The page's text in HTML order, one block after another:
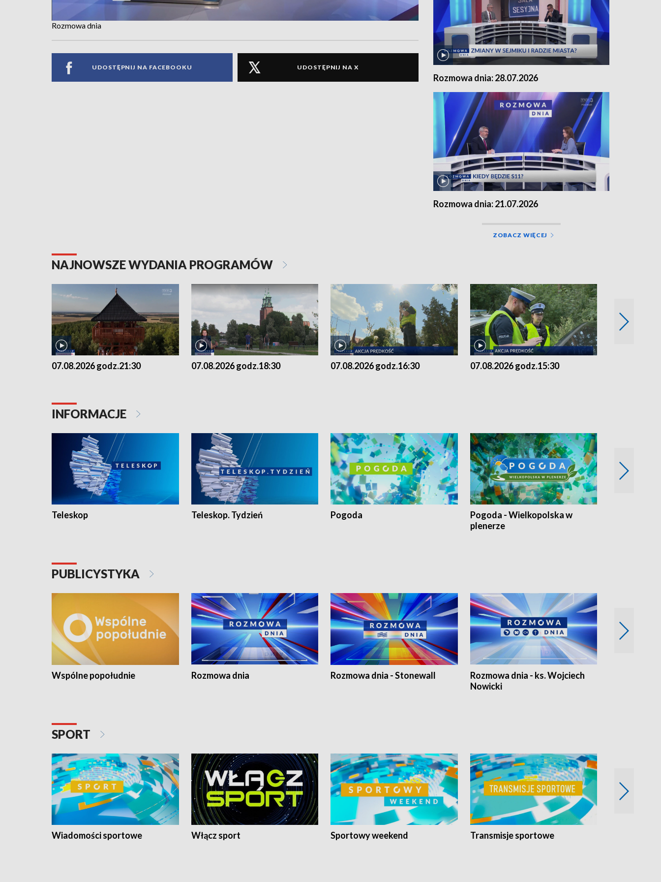
Rozmowa dnia
UDOSTĘPNIJ NA FACEBOOKU UDOSTĘPNIJ NA X
Rozmowa dnia: 28.07.2026
Rozmowa dnia: 21.07.2026
ZOBACZ WIĘCEJ
NAJNOWSZE WYDANIA PROGRAMÓW
07.08.2026 godz.21:30 07.08.2026 godz.18:30 07.08.2026 godz.16:30 07.08.2026 godz.15:30
INFORMACJE
Teleskop Teleskop. Tydzień Pogoda
Pogoda - Wielkopolska w
plenerze
PUBLICYSTYKA
Wspólne popołudnie Rozmowa dnia Rozmowa dnia - Stonewall
Rozmowa dnia - ks. Wojciech
Nowicki
SPORT
Wiadomości sportowe Włącz sport Sportowy weekend Transmisje sportowe